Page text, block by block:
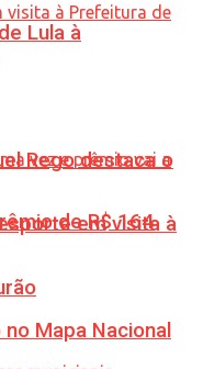
Rego destaca o
em visita à
Lula à
de R$ 164
Mapa Nacional